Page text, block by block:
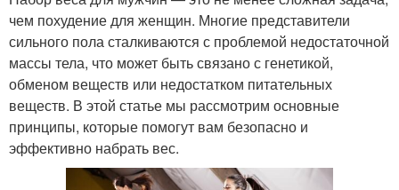
чем похудение для женщин. Многие представители
сильного пола сталкиваются с проблемой недостаточной
массы тела, что может быть связано с генетикой,
обменом веществ или недостатком питательных
веществ. В этой статье мы рассмотрим основные
принципы, которые помогут вам безопасно и
эффективно набрать вес.